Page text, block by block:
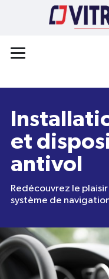
et
antivol
Redécouvrez le
système de